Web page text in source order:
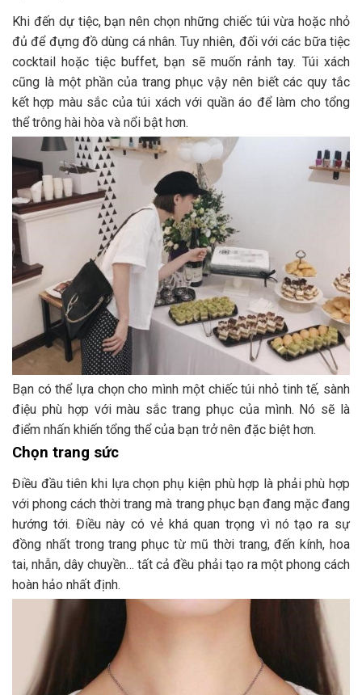
Khi đến dự tiệc, bạn nên chọn những chiếc túi vừa hoặc nhỏ
đủ để đựng đồ dùng cá nhân. Tuy nhiên, đối với các bữa tiệc
cocktail hoặc tiệc buffet, bạn sẽ muốn rảnh tay. Túi xách
cũng là một phần của trang phục vậy nên biết các quy tắc
kết hợp màu sắc của túi xách với quần áo để làm cho tổng
thể trông hài hòa và nổi bật hơn.
Bạn có thể lựa chọn cho mình một chiếc túi nhỏ tinh tế, sành
điệu phù hợp với màu sắc trang phục của mình. Nó sẽ là
điểm nhấn khiến tổng thể của bạn trở nên đặc biệt hơn.
Chọn trang sức
Điều đầu tiên khi lựa chọn phụ kiện phù hợp là phải phù hợp
với phong cách thời trang mà trang phục bạn đang mặc đang
hướng tới. Điều này có vẻ khá quan trọng vì nó tạo ra sự
đồng nhất trong trang phục từ mũ thời trang, đến kính, hoa
tai, nhẫn, dây chuyền… tất cả đều phải tạo ra một phong cách
hoàn hảo nhất định.